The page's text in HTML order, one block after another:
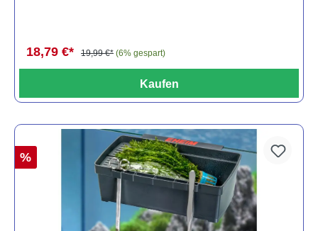
18,79 €* 19,99 €* (6% gespart)
Kaufen
%